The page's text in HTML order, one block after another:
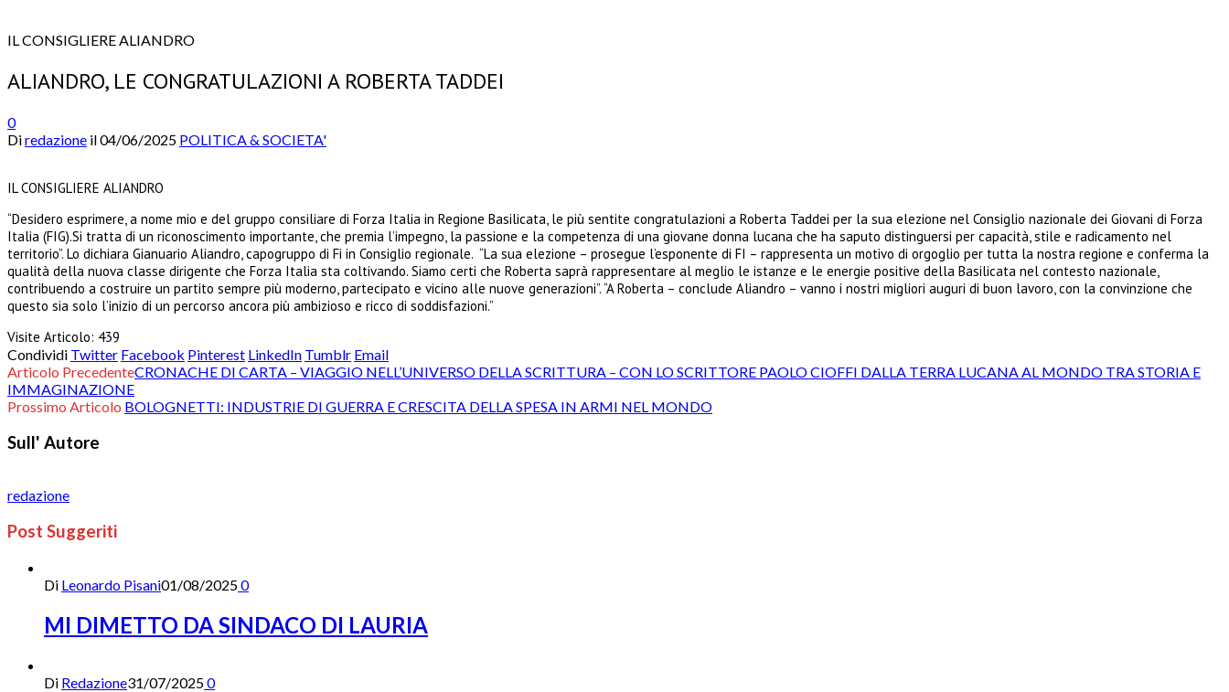
IL CONSIGLIERE ALIANDRO
ALIANDRO, LE CONGRATULAZIONI A ROBERTA TADDEI
0
Diredazione il04/06/2025 POLITICA & SOCIETA'
IL CONSIGLIERE ALIANDRO
“Desidero esprimere, a nome mio e del gruppo consiliare di Forza Italia in Regione Basilicata, le più sentite congratulazioni a Roberta Taddei per la sua elezione nel Consiglio nazionale dei Giovani di Forza
Italia (FIG).Si tratta di un riconoscimento importante, che premia l’impegno, la passione e la competenza di una giovane donna lucana che ha saputo distinguersi per capacità, stile e radicamento nel
territorio”. Lo dichiara Gianuario Aliandro, capogruppo di Fi in Consiglio regionale. “La sua elezione – prosegue l’esponente di FI – rappresenta un motivo di orgoglio per tutta la nostra regione e conferma la
qualità della nuova classe dirigente che Forza Italia sta coltivando. Siamo certi che Roberta saprà rappresentare al meglio le istanze e le energie positive della Basilicata nel contesto nazionale,
contribuendo a costruire un partito sempre più moderno, partecipato e vicino alle nuove generazioni”. “A Roberta – conclude Aliandro – vanno i nostri migliori auguri di buon lavoro, con la convinzione che
questo sia solo l’inizio di un percorso ancora più ambizioso e ricco di soddisfazioni.”
Visite Articolo: 439
Condividi Twitter Facebook Pinterest LinkedIn Tumblr Email
Articolo PrecedenteCRONACHE DI CARTA – VIAGGIO NELL’UNIVERSO DELLA SCRITTURA – CON LO SCRITTORE PAOLO CIOFFI DALLA TERRA LUCANA AL MONDO TRA STORIA E
IMMAGINAZIONE
Prossimo Articolo BOLOGNETTI: INDUSTRIE DI GUERRA E CRESCITA DELLA SPESA IN ARMI NEL MONDO
Sull' Autore
redazione
Post Suggeriti
Di Leonardo Pisani01/08/20250
MI DIMETTO DA SINDACO DI LAURIA
Di Redazione31/07/20250